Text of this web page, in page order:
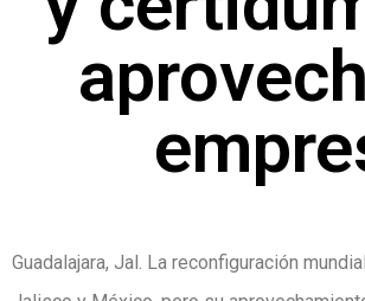
Guadalajara, Jal. La reconfiguración